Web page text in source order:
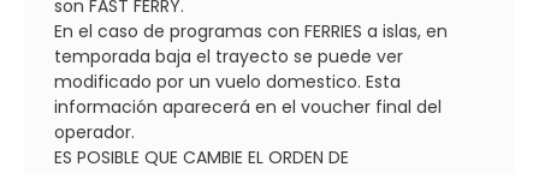
son FAST FERRY.
En el caso de programas con FERRIES a islas, en
temporada baja el trayecto se puede ver
modificado por un vuelo domestico. Esta
información aparecerá en el voucher final del
operador.
ES POSIBLE QUE CAMBIE EL ORDEN DE